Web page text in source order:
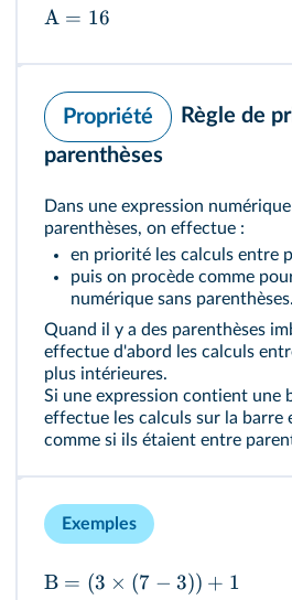
A = 16
Propriété
Règle de
parenthèses
Dans une expression
parenthèses, on effectue :
en priorité les calculs entre
puis on procède comme
numérique sans parenthèses.
Quand il y a des parenthèses
effectue d'abord les calculs
plus intérieures.
Si une expression contient une
effectue les calculs sur la barre
comme si ils étaient entre
Exemples
B = (3 × (7 − 3)) + 1